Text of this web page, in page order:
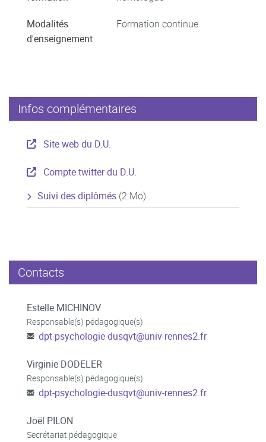
Modalités
d'enseignement
Formation continue
Infos complémentaires
Site web du D.U.
Compte twitter du D.U.
Suivi des diplômés (2 Mo)
Contacts
Estelle MICHINOV
Responsable(s) pédagogique(s)
dpt-psychologie-dusqvt@univ-rennes2.fr
Virginie DODELER
Responsable(s) pédagogique(s)
dpt-psychologie-dusqvt@univ-rennes2.fr
Joël PILON
Secrétariat pédagogique